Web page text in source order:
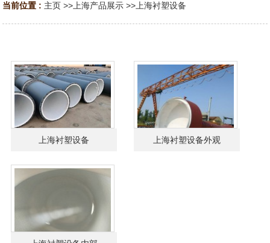
当前位置 : 主页 >>上海产品展示 >>上海衬塑设备
上海衬塑设备 上海衬塑设备外观